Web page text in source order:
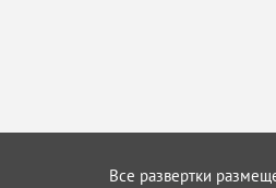
Все развертки